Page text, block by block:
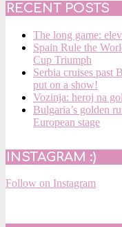
RECENT POSTS
The long game:
Spain Rule the
Cup Triumph
Serbia cruises past
put on a show!
Vozinja: heroj na
Bulgaria’s golden
European stage
INSTAGRAM :)
Follow on Instagram